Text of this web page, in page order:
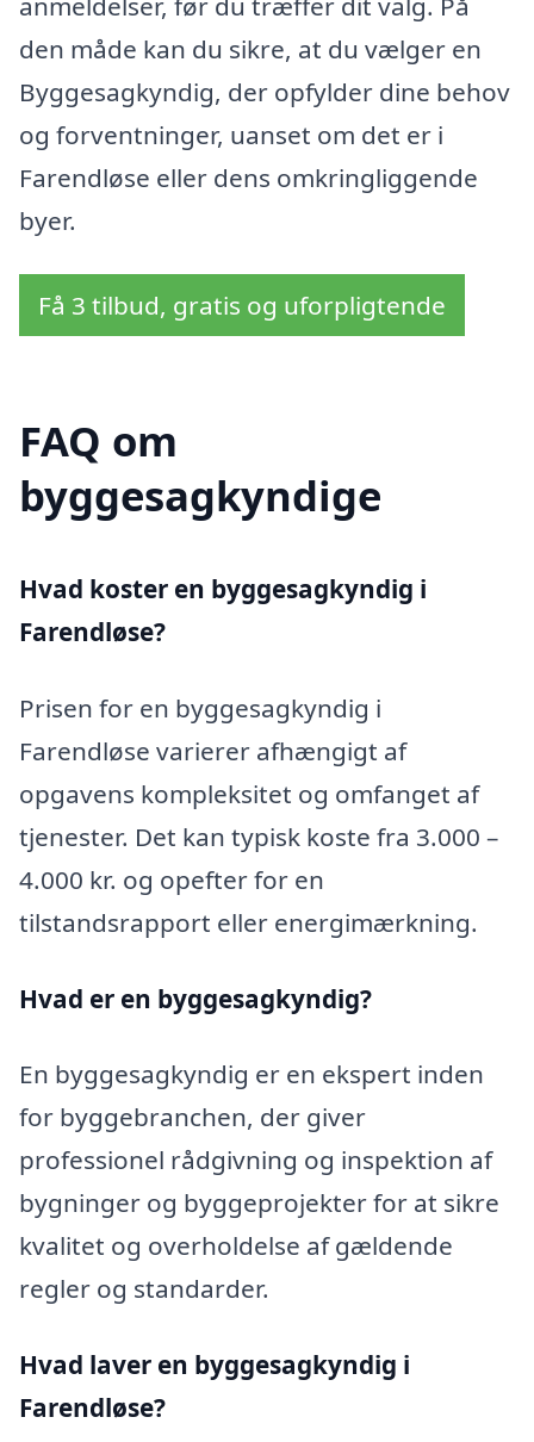
den måde kan du sikre, at du vælger en
Byggesagkyndig, der opfylder dine behov
og forventninger, uanset om det er i
Farendløse eller dens omkringliggende
byer.
Få 3 tilbud, gratis og uforpligtende
FAQ om
byggesagkyndige
Hvad koster en byggesagkyndig i
Farendløse?
Prisen for en byggesagkyndig i
Farendløse varierer afhængigt af
opgavens kompleksitet og omfanget af
tjenester. Det kan typisk koste fra 3.000 –
4.000 kr. og opefter for en
tilstandsrapport eller energimærkning.
Hvad er en byggesagkyndig?
En byggesagkyndig er en ekspert inden
for byggebranchen, der giver
professionel rådgivning og inspektion af
bygninger og byggeprojekter for at sikre
kvalitet og overholdelse af gældende
regler og standarder.
Hvad laver en byggesagkyndig i
Farendløse?